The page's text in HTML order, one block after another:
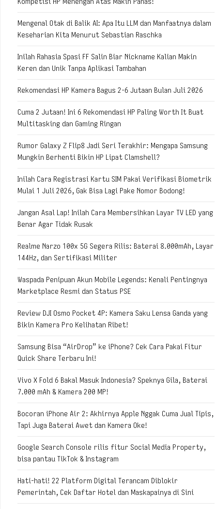
Mengenal Otak di Balik AI: Apa Itu LLM dan Manfaatnya dalam
Keseharian Kita Menurut Sebastian Raschka
Inilah Rahasia Spasi FF Salin Biar Nickname Kalian Makin
Keren dan Unik Tanpa Aplikasi Tambahan
Rekomendasi HP Kamera Bagus 2-6 Jutaan Bulan Juli 2026
Cuma 2 Jutaan! Ini 6 Rekomendasi HP Paling Worth It Buat
Multitasking dan Gaming Ringan
Rumor Galaxy Z Flip8 Jadi Seri Terakhir: Mengapa Samsung
Mungkin Berhenti Bikin HP Lipat Clamshell?
Inilah Cara Registrasi Kartu SIM Pakai Verifikasi Biometrik
Mulai 1 Juli 2026, Gak Bisa Lagi Pake Nomor Bodong!
Jangan Asal Lap! Inilah Cara Membersihkan Layar TV LED yang
Benar Agar Tidak Rusak
Realme Narzo 100x 5G Segera Rilis: Baterai 8.000mAh, Layar
144Hz, dan Sertifikasi Militer
Waspada Penipuan Akun Mobile Legends: Kenali Pentingnya
Marketplace Resmi dan Status PSE
Review DJI Osmo Pocket 4P: Kamera Saku Lensa Ganda yang
Bikin Kamera Pro Kelihatan Ribet!
Samsung Bisa “AirDrop” ke iPhone? Cek Cara Pakai Fitur
Quick Share Terbaru Ini!
Vivo X Fold 6 Bakal Masuk Indonesia? Speknya Gila, Baterai
7.000 mAh & Kamera 200 MP!
Bocoran iPhone Air 2: Akhirnya Apple Nggak Cuma Jual Tipis,
Tapi Juga Baterai Awet dan Kamera Oke!
Google Search Console rilis fitur Social Media Property,
bisa pantau TikTok & Instagram
Hati-hati! 22 Platform Digital Terancam Diblokir
Pemerintah, Cek Daftar Hotel dan Maskapainya di Sini